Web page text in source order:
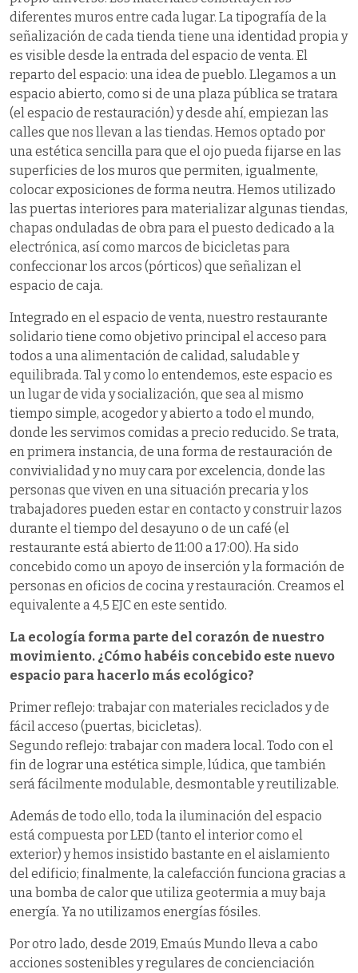
diferentes muros entre cada lugar. La tipografía de la
señalización de cada tienda tiene una identidad propia y
es visible desde la entrada del espacio de venta. El
reparto del espacio: una idea de pueblo. Llegamos a un
espacio abierto, como si de una plaza pública se tratara
(el espacio de restauración) y desde ahí, empiezan las
calles que nos llevan a las tiendas. Hemos optado por
una estética sencilla para que el ojo pueda fijarse en las
superficies de los muros que permiten, igualmente,
colocar exposiciones de forma neutra. Hemos utilizado
las puertas interiores para materializar algunas tiendas,
chapas onduladas de obra para el puesto dedicado a la
electrónica, así como marcos de bicicletas para
confeccionar los arcos (pórticos) que señalizan el
espacio de caja.
Integrado en el espacio de venta, nuestro restaurante
solidario tiene como objetivo principal el acceso para
todos a una alimentación de calidad, saludable y
equilibrada. Tal y como lo entendemos, este espacio es
un lugar de vida y socialización, que sea al mismo
tiempo simple, acogedor y abierto a todo el mundo,
donde les servimos comidas a precio reducido. Se trata,
en primera instancia, de una forma de restauración de
convivialidad y no muy cara por excelencia, donde las
personas que viven en una situación precaria y los
trabajadores pueden estar en contacto y construir lazos
durante el tiempo del desayuno o de un café (el
restaurante está abierto de 11:00 a 17:00). Ha sido
concebido como un apoyo de inserción y la formación de
personas en oficios de cocina y restauración. Creamos el
equivalente a 4,5 EJC en este sentido.
La ecología forma parte del corazón de nuestro
movimiento. ¿Cómo habéis concebido este nuevo
espacio para hacerlo más ecológico?
Primer reflejo: trabajar con materiales reciclados y de
fácil acceso (puertas, bicicletas).
Segundo reflejo: trabajar con madera local. Todo con el
fin de lograr una estética simple, lúdica, que también
será fácilmente modulable, desmontable y reutilizable.
Además de todo ello, toda la iluminación del espacio
está compuesta por LED (tanto el interior como el
exterior) y hemos insistido bastante en el aislamiento
del edificio; finalmente, la calefacción funciona gracias a
una bomba de calor que utiliza geotermia a muy baja
energía. Ya no utilizamos energías fósiles.
Por otro lado, desde 2019, Emaús Mundo lleva a cabo
acciones sostenibles y regulares de concienciación